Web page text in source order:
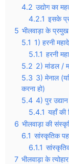
4.2 उद्योग का
4.2.1 इसके
5 भीलवाड़ा के
5.1 1) हरनी
5.1.1 हरनी
5.2 2) मांडल /
5.3 3) मेनाल
करना हो)
5.4 4) पुर उद्यान
5.4.1 यहाँ की
6 भीलवाड़ा की
6.1 सांस्कृतिक
6.1.1
7 भीलवाड़ा के